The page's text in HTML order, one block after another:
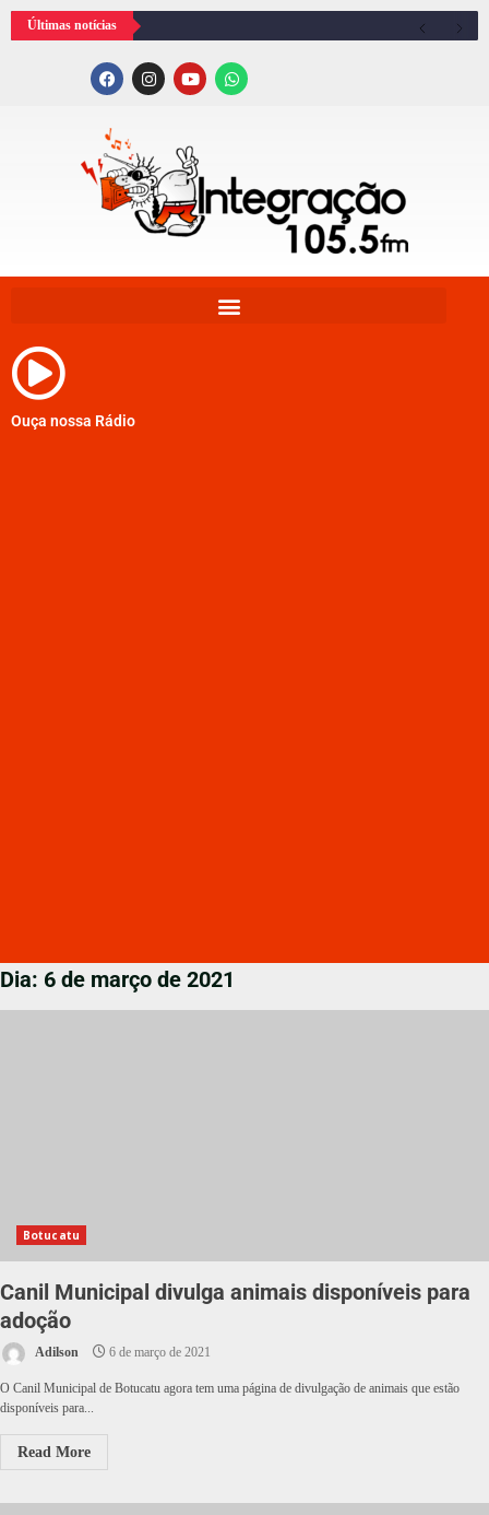
Últimas notícias
Ouça nossa Rádio
Dia: 6 de março de 2021
Botucatu
Canil Municipal divulga animais disponíveis para
adoção ​
Adilson 6 de março de 2021
O Canil Municipal de Botucatu agora tem uma página de divulgação de animais que estão
disponíveis para...
Read More